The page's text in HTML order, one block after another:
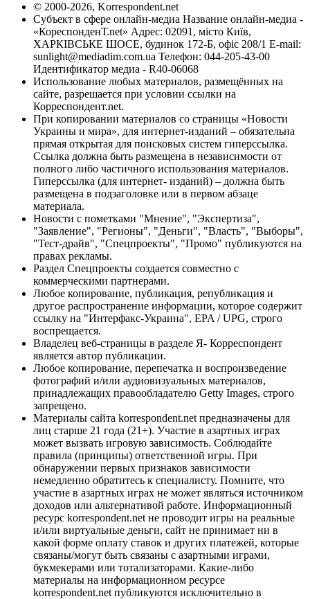
© 2000-2026, Korrespondent.net
Субъект в сфере онлайн-медиа Название онлайн-медиа -
«КореспонденТ.net» Адрес: 02091, місто Київ,
ХАРКІВСЬКЕ ШОСЕ, будинок 172-Б, офіс 208/1 E-mail:
sunlight@mediadim.com.ua Телефон: 044-205-43-00
Идентификатор медиа - R40-06068
Использование любых материалов, размещённых на
сайте, разрешается при условии ссылки на
Корреспондент.net.
При копировании материалов со страницы «Новости
Украины и мира», для интернет-изданий – обязательна
прямая открытая для поисковых систем гиперссылка.
Ссылка должна быть размещена в независимости от
полного либо частичного использования материалов.
Гиперссылка (для интернет- изданий) – должна быть
размещена в подзаголовке или в первом абзаце
материала.
Новости с пометками "Мнение", "Экспертиза",
"Заявление", "Регионы", "Деньги", "Власть", "Выборы",
"Тест-драйв", "Спецпроекты", "Промо" публикуются на
правах рекламы.
Раздел Спецпроекты создается совместно с
коммерческими партнерами.
Любое копирование, публикация, републикация и
другое распространение информации, которое содержит
ссылку на "Интерфакс-Украина", EPA / UPG, строго
воспрещается.
Владелец веб-страницы в разделе Я- Корреспондент
является автор публикации.
Любое копирование, перепечатка и воспроизведение
фотографий и/или аудиовизуальных материалов,
принадлежащих правообладателю Getty Images, строго
запрещено.
Материалы сайта korrespondent.net предназначены для
лиц старше 21 года (21+). Участие в азартных играх
может вызвать игровую зависимость. Соблюдайте
правила (принципы) ответственной игры. При
обнаружении первых признаков зависимости
немедленно обратитесь к специалисту. Помните, что
участие в азартных играх не может являться источником
доходов или альтернативой работе. Информационный
ресурс korrespondent.net не проводит игры на реальные
и/или виртуальные деньги, сайт не принимает ни в
какой форме оплату ставок и других платежей, которые
связаны/могут быть связаны с азартными играми,
букмекерами или тотализаторами. Какие-либо
материалы на информационном ресурсе
korrespondent.net публикуются исключительно в